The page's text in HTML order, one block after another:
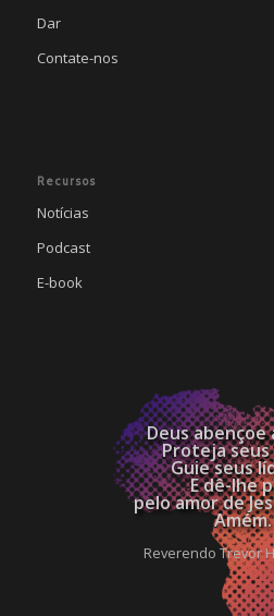
Dar
Contate-nos
Recursos
Notícias
Podcast
E-book
Deus abençoe
Proteja seus
Guie seus
E dê-lhe
pelo amor de
Amém.
Reverendo Trevor